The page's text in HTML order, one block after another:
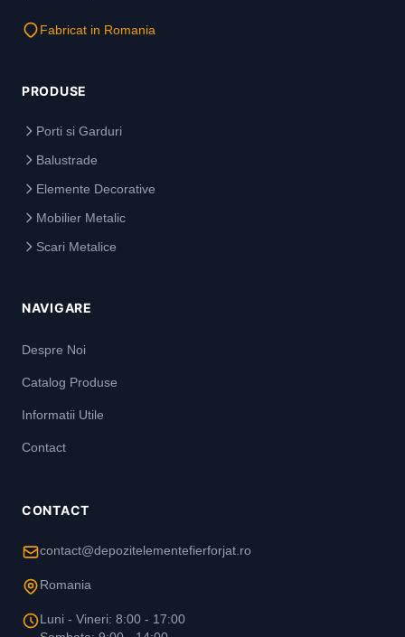
Fabricat in Romania
PRODUSE
Porti si Garduri
Balustrade
Elemente Decorative
Mobilier Metalic
Scari Metalice
NAVIGARE
Despre Noi
Catalog Produse
Informatii Utile
Contact
CONTACT
contact@depozitelementefierforjat.ro
Romania
Luni - Vineri: 8:00 - 17:00